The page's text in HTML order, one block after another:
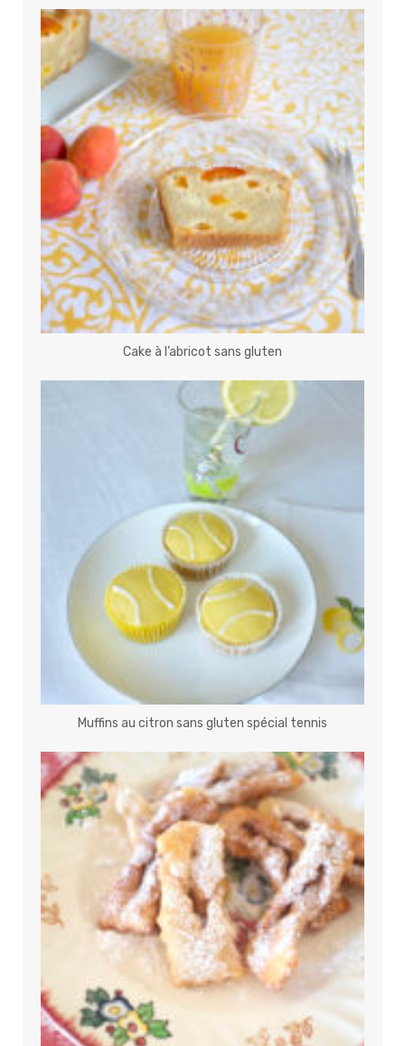
Cake à l’abricot sans gluten
Muffins au citron sans gluten spécial tennis